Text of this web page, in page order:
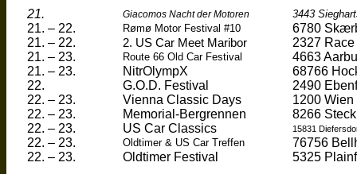
21. Giacomos Nacht derMotoren 3443
21. – 22. Rømø Motor Festival #10 6780
21. – 22.
2. US Car Meet Maribor
2327
21. – 23.
Route 66 Old Car Festival 4663
21. – 23.
NitrOlympX
68766
22.
G.O.D. Festival 2490
22. – 23.
Vienna Classic Days
1200 Wien
22. – 23.
Memorial-Bergrennen 8266
22. – 23.
US Car Classics 15831
22. – 23. Oldtimer& US Car Treffen 76756
22. – 23.
Oldtimer Festival 5325